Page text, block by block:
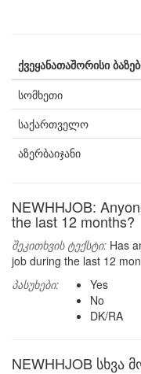
ქვეყანათაშორისი
სომხეთი
საქართველო
აზერბაიჯანი
NEWHHJOB:
the last 12 months?
შეკითხვის ტექსტი: Has
job during the last 12
პასუხები:
Yes
No
DK/RA
NEWHHJOB სხვა